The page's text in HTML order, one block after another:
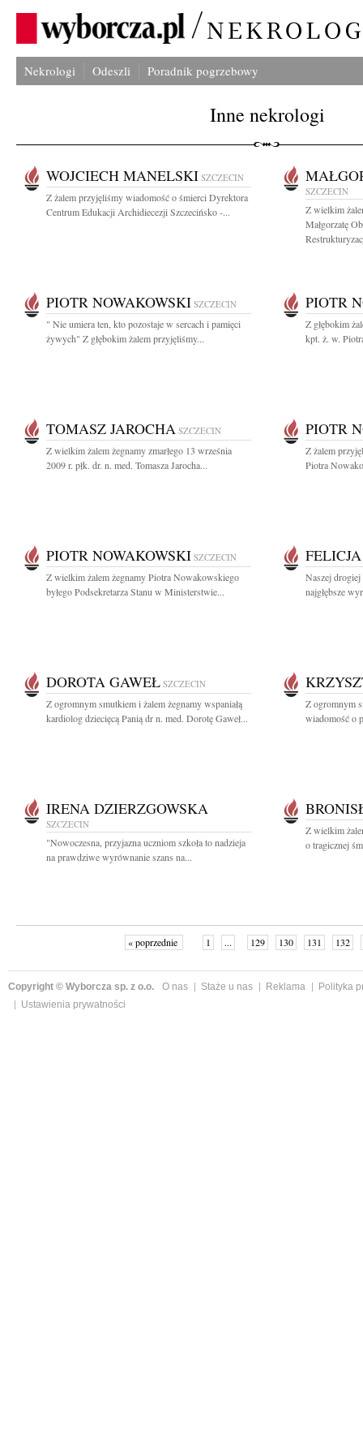
Nekrologi Odeszli Poradnik pogrzebowy
Inne nekrologi
WOJCIECH MANELSKI SZCZECIN
Z żalem przyjęliśmy wiadomość o śmierci Dyrektora
Centrum Edukacji Archidiecezji Szczecińsko -...
SZCZECIN
Z wielkim
Małgorzatę
PIOTR NOWAKOWSKI SZCZECIN
" Nie umiera ten, kto pozostaje w sercach i pamięci
żywych" Z głębokim żalem przyjęliśmy...
PIOTR
Z głębokim
kpt. ż. w.
TOMASZ JAROCHA SZCZECIN
Z wielkim żalem żegnamy zmarłego 13 września
2009 r. płk. dr. n. med. Tomasza Jarocha...
PIOTR
Z żalem
Piotra
PIOTR NOWAKOWSKI SZCZECIN
Z wielkim żalem żegnamy Piotra Nowakowskiego
byłego Podsekretarza Stanu w Ministerstwie...
Naszej
najgłębsze
DOROTA GAWEŁ SZCZECIN
Z ogromnym smutkiem i żalem żegnamy wspaniałą
kardiolog dziecięcą Panią dr n. med. Dorotę Gaweł...
Z ogromnym
wiadomość o
IRENA DZIERZGOWSKA
SZCZECIN
"Nowoczesna, przyjazna uczniom szkoła to nadzieja
na prawdziwe wyrównanie szans na...
Z wielkim
o tragicznej
« poprzednie 1 ... 129 130 131 132
Copyright © Wyborcza sp. z o.o. O nas Staże u nas Reklama
Polityka
Ustawienia prywatności